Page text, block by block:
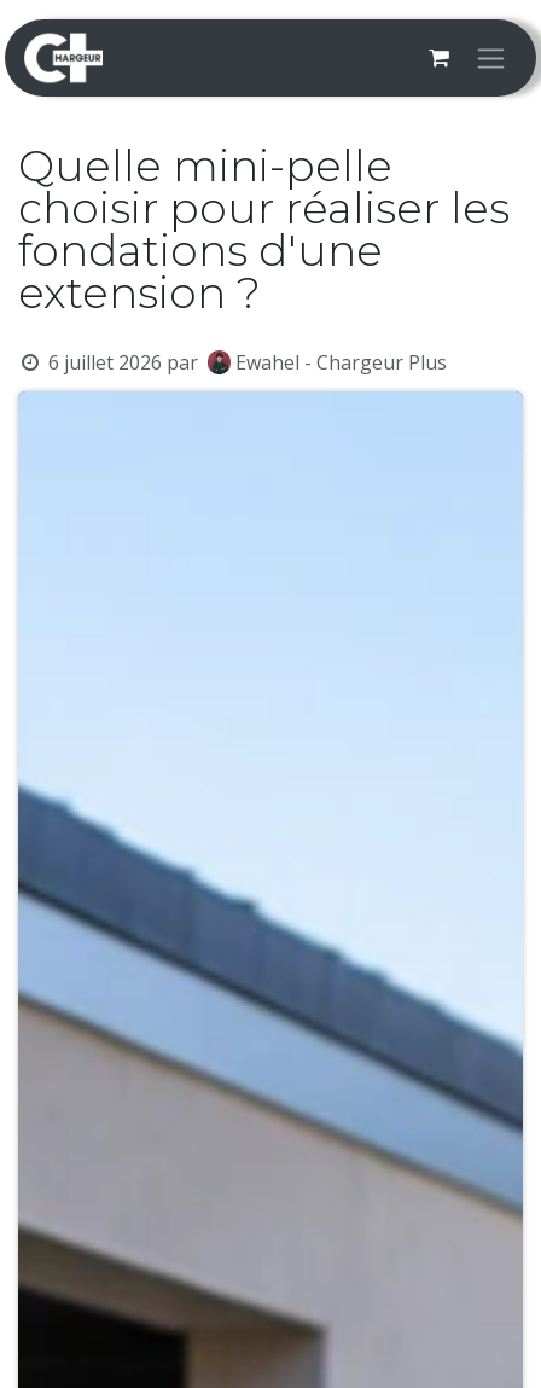
Se rendre au contenu
Quelle mini-pelle
choisir pour réaliser les
fondations d'une
extension ?
6 juillet 2026 par Ewahel - Chargeur Plus